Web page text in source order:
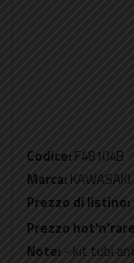
Codice: F48104B
Marca: KAWASAKI
Prezzo di listino:
Prezzo
Note: - kit tubi